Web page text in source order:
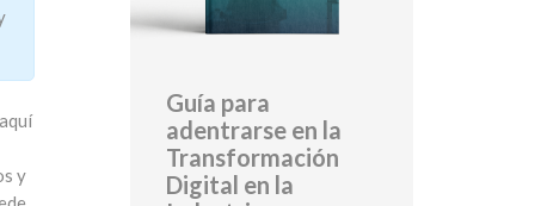
y
Guía para
adentrarse en la
Transformación
Digital en la